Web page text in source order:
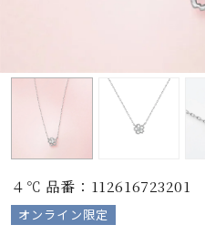
誕生石
モチーフ
石の色
４℃ 品番：112616723201
オンライン限定